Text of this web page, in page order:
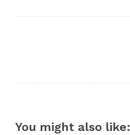
You might also like: